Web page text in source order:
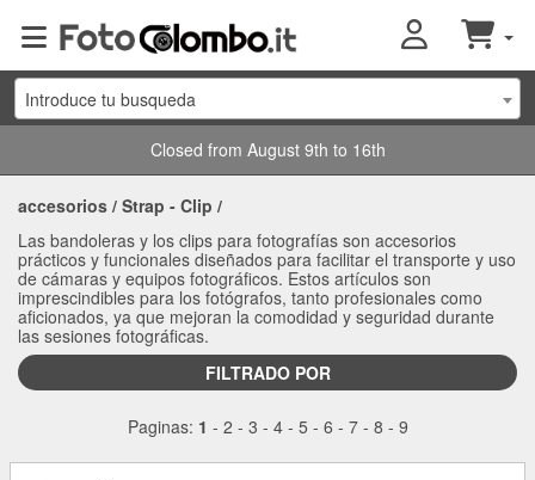
Introduce tu busqueda
Closed from August 9th to 16th
accesorios / Strap - Clip /
Las bandoleras y los clips para fotografías son accesorios
prácticos y funcionales diseñados para facilitar el transporte y uso
de cámaras y equipos fotográficos. Estos artículos son
imprescindibles para los fotógrafos, tanto profesionales como
aficionados, ya que mejoran la comodidad y seguridad durante
las sesiones fotográficas.
FILTRADO POR
Paginas: 1 - 2 - 3 - 4- 5 - 6 - 7- 8 - 9